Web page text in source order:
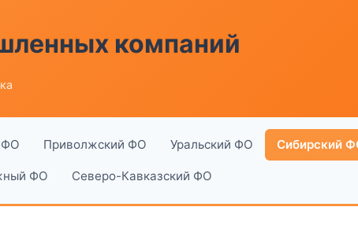
компаний
ФО Приволжский ФО Уральский ФО Сибирский
ФО Северо-Кавказский ФО